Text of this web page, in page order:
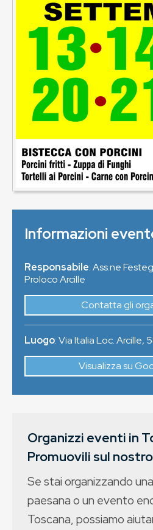
Informazioni
Responsabile: Ass.ne
Proloco Arcille
Contatta gli
Luogo:Via Italia Loc. Arcille,
Visualizza su
Organizzi eventi in
Promuovili sul
Se stai organizzando
paesana o un evento
Toscana, possiamo